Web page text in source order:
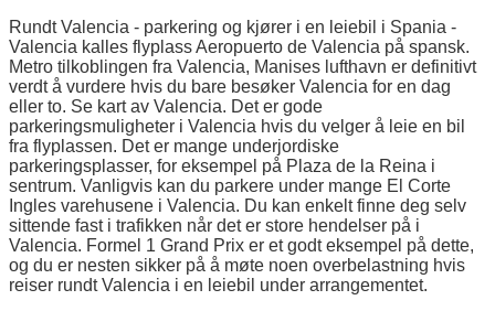
Rundt Valencia - parkering og kjører i en leiebil i Spania -
Valencia kalles flyplass Aeropuerto de Valencia på spansk.
Metro tilkoblingen fra Valencia, Manises lufthavn er definitivt
verdt å vurdere hvis du bare besøker Valencia for en dag
eller to. Se kart av Valencia. Det er gode
parkeringsmuligheter i Valencia hvis du velger å leie en bil
fra flyplassen. Det er mange underjordiske
parkeringsplasser, for eksempel på Plaza de la Reina i
sentrum. Vanligvis kan du parkere under mange El Corte
Ingles varehusene i Valencia. Du kan enkelt finne deg selv
sittende fast i trafikken når det er store hendelser på i
Valencia. Formel 1 Grand Prix er et godt eksempel på dette,
og du er nesten sikker på å møte noen overbelastning hvis
reiser rundt Valencia i en leiebil under arrangementet.